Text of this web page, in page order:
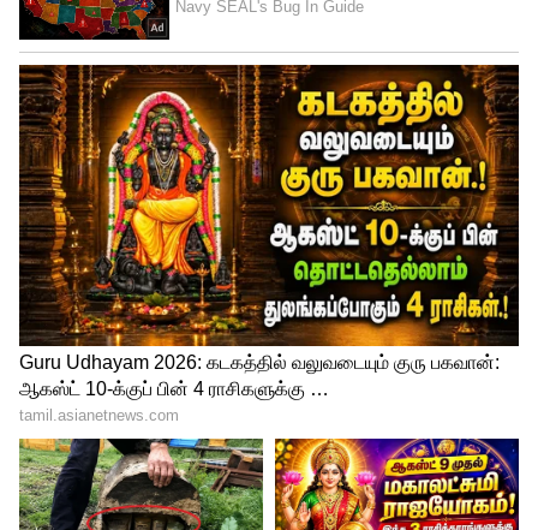
பரிகாரம் : வெல்லம்.
Zodiac Signs : இந்த ராசிக்காரர்கள்
கோடிக்கணக்கில் பணம்
சம்பாதிப்பார்களாம்.. நீங்க எந்த ராசி?